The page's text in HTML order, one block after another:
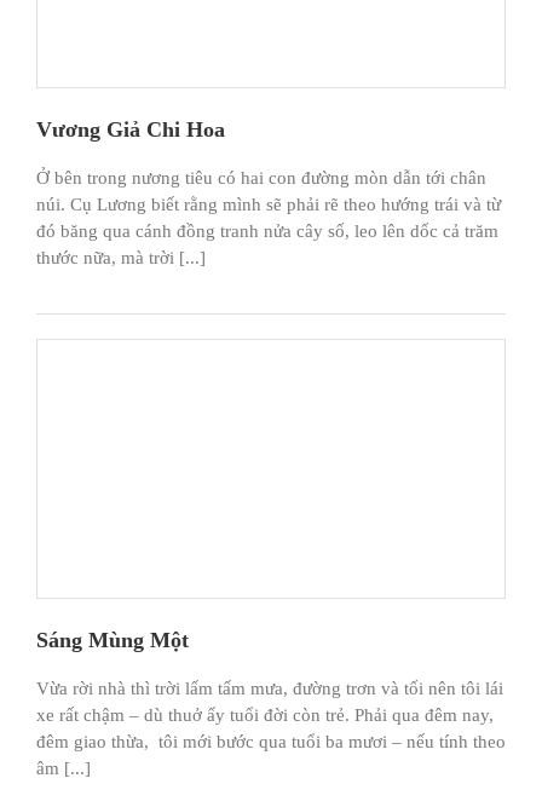
Vương Giả Chi Hoa
Ở bên trong nương tiêu có hai con đường mòn dẫn tới chân
núi. Cụ Lương biết rằng mình sẽ phải rẽ theo hướng trái và từ
đó băng qua cánh đồng tranh nửa cây số, leo lên dốc cả trăm
thước nữa, mà trời [...]
Sáng Mùng Một
Vừa rời nhà thì trời lấm tấm mưa, đường trơn và tối nên tôi lái
xe rất chậm – dù thuở ấy tuổi đời còn trẻ. Phải qua đêm nay,
đêm giao thừa, tôi mới bước qua tuổi ba mươi – nếu tính theo
âm [...]